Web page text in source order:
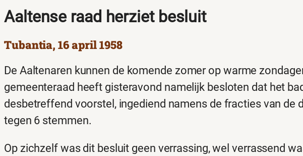
Aaltense raad herziet besluit
Tubantia, 16 april 1958
De Aaltenaren kunnen de komende zomer op warme
gemeenteraad heeft gisteravond namelijk besloten dat het
desbetreffend voorstel, ingediend namens de fracties van de
tegen 6 stemmen.
Op zichzelf was dit besluit geen verrassing, wel verrassend